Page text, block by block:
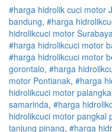
#harga hidrolik cuci motor
bandung, #harga hidrolik
hidrolikcuci motor Surabaya
#harga hidrolikcuci motor
#harga hidrolikcuci motor
gorontalo, #harga hidrolik
motor Pontianak, #harga
hidrolikcuci motor
samarinda, #harga hidrolik
hidrolikcuci motor pangkal
tanjung pinang, #harga